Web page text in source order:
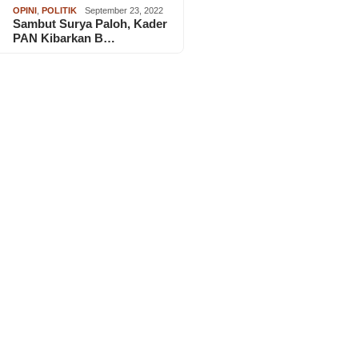
OPINI , POLITIK September 23, 2022
Sambut Surya Paloh, Kader
PAN Kibarkan B…